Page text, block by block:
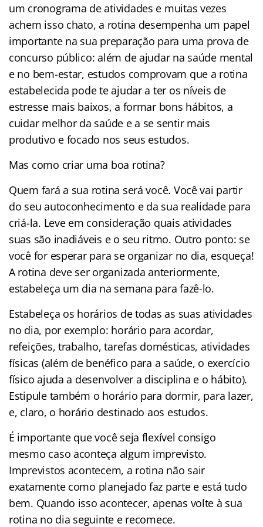
um cronograma de atividades e muitas vezes
achem isso chato, a rotina desempenha um papel
importante na sua preparação para uma prova de
concurso público: além de ajudar na saúde mental
e no bem-estar, estudos comprovam que a rotina
estabelecida pode te ajudar a ter os níveis de
estresse mais baixos, a formar bons hábitos, a
cuidar melhor da saúde e a se sentir mais
produtivo e focado nos seus estudos.
Mas como criar uma boa rotina?
Quem fará a sua rotina será você. Você vai partir
do seu autoconhecimento e da sua realidade para
criá-la. Leve em consideração quais atividades
suas são inadiáveis e o seu ritmo. Outro ponto: se
você for esperar para se organizar no dia, esqueça!
A rotina deve ser organizada anteriormente,
estabeleça um dia na semana para fazê-lo.
Estabeleça os horários de todas as suas atividades
no dia, por exemplo: horário para acordar,
refeições, trabalho, tarefas domésticas, atividades
físicas (além de benéfico para a saúde, o exercício
físico ajuda a desenvolver a disciplina e o hábito).
Estipule também o horário para dormir, para lazer,
e, claro, o horário destinado aos estudos.
É importante que você seja flexível consigo
mesmo caso aconteça algum imprevisto.
Imprevistos acontecem, a rotina não sair
exatamente como planejado faz parte e está tudo
bem. Quando isso acontecer, apenas volte à sua
rotina no dia seguinte e recomece.